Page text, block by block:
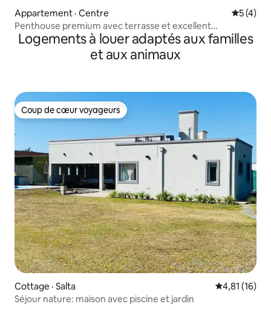
Appartement · Centre Note
5 (4)
Penthouse premium avec terrasse et excellent
emplacement
Logements à louer adaptés aux familles
et aux animaux
Coup de cœur voyageurs
Coup de cœur voyageurs
Cottage · Salta Note
4,81 (16)
Séjour nature: maison avec piscine et jardin